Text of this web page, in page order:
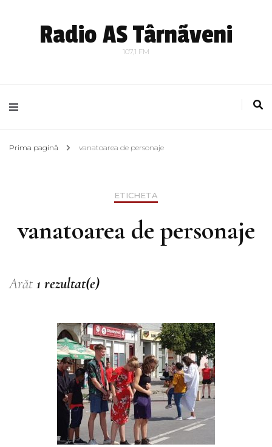
Radio AS Târnãveni
107,1 FM
Prima pagină vanatoarea de personaje
ETICHETA
vanatoarea de personaje
Arăt 1 rezultat(e)